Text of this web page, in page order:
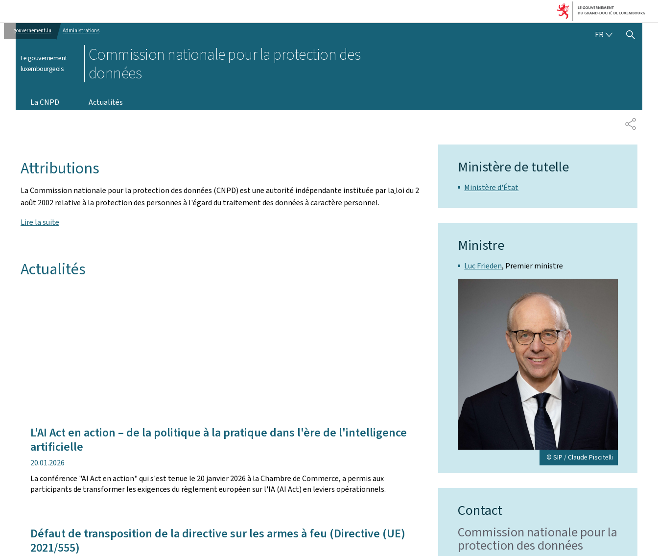
gouvernement.lu Administrations
Le gouvernement
luxembourgeois
Commission nationale pour la protection des
données
FRFRANÇAIS
AFFICHER / MASQUER
La CNPD
Actualités
Attributions
La Commission nationale pour la protection des données (CNPD) est une autorité indépendante instituée par la loi du 2
août 2002 relative à la protection des personnes à l'égard du traitement des données à caractère personnel.
Lire la suite
Actualités
L'AI Act en action – de la politique à la pratique dans l'ère de l'intelligence
artificielle
date
de
publication
20.01.2026
La conférence "AI Act en action" qui s'est tenue le 20 janvier 2026 à la Chambre de Commerce, a permis aux
participants de transformer les exigences du règlement européen sur l'IA (AI Act) en leviers opérationnels.
Défaut de transposition de la directive sur les armes à feu (Directive (UE)
2021/555)
Ministère de tutelle
Ministère d'État
Ministre
Luc Frieden, Premier ministre
© SIP / Claude Piscitelli
Contact
Commission nationale pour la
protection des données